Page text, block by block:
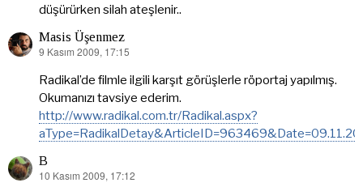
düşürürken silah ateşlenir..
Masis Üşenmez
dedi
9 Kasım 2009, 17:15
Radikal’de filmle ilgili karşıt görüşlerle röportaj yapılmış.
Okumanızı tavsiye ederim.
http://www.radikal.com.tr/Radikal.aspx?
B
dedi
10 Kasım 2009, 17:12